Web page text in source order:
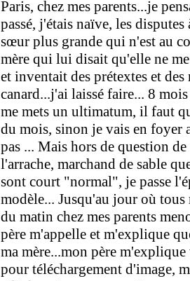
Paris, chez mes parents...je
passé, j'étais naïve, les
sœur plus grande qui n'est au
mère qui lui disait qu'elle ne
et inventait des prétextes et
canard...j'ai laissé faire... 8
me mets un ultimatum, il faut
du mois, sinon je vais en foyer
pas ... Mais hors de question
l'arrache, marchand de sable
sont court "normal", je passe
modèle... Jusqu'au jour où
du matin chez mes parents
père m'appelle et m'explique
ma mère...mon père
pour téléchargement d'image,